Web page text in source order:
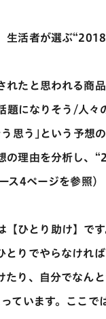
生活者が選ぶ
れたと思われる商
になりそう/人々
思う｣という予想
の理由を分析し、
ス4ページを参照)
ひとり助け】で
りでやらなけれ
たり、自分でなん
ています。ここで